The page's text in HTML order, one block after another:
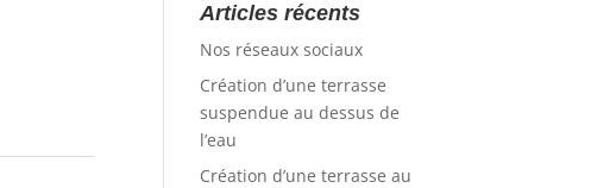
Articles récents
Nos réseaux sociaux
Création d’une terrasse
suspendue au dessus de
l’eau
Création d’une terrasse au